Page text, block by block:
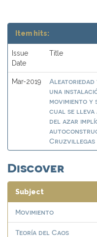
Item hits:
Issue
Date
Title
Mar-2019
Aleatoriedad
una
movimiento
cual se lleva
del azar
Cruzvillegas
Discover
Subject
Movimiento
Teoría del Caos